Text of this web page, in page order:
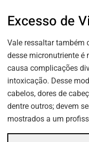
Excesso de
Vale ressaltar também
desse micronutriente é
causa complicações
intoxicação. Desse
cabelos, dores de
dentre outros; devem
mostrados a um